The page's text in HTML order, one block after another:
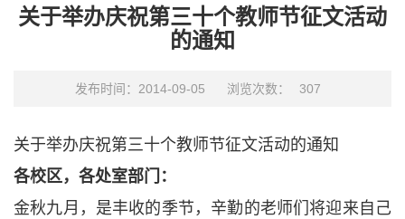
关于举办庆祝第三十个教师节征文活动
的通知
发布时间：2014-09-05 浏览次数： 307
关于举办庆祝第三十个教师节征文活动的通知
各校区，各处室部门：
金秋九月，是丰收的季节，辛勤的老师们将迎来自己